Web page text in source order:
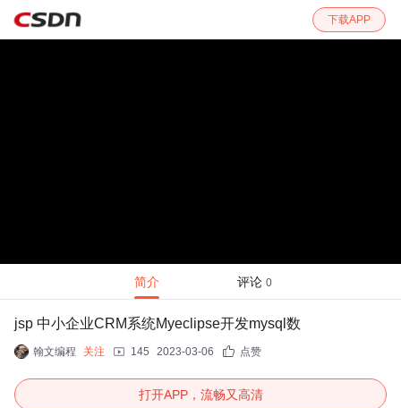
下载APP
简介 评论 0
jsp 中小企业CRM系统Myeclipse开发mysql数
翰文编程 关注 145 2023-03-06 点赞
打开APP，流畅又高清